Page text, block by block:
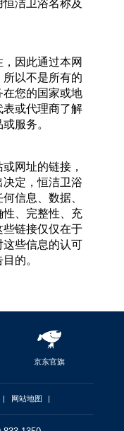
洁卫浴名称及
因此通过本网
以不是所有的
您的国家或地
表或代理商了解
服务。
网址的链接，
定，恒洁卫浴
信息、数据、
、完整性、充
链接仅仅在于
些信息的认可
的。
京东官旗
网站地图